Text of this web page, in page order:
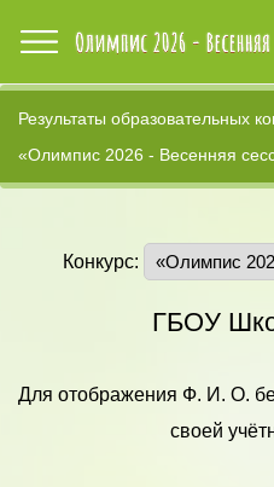
Результаты образовательных
«Олимпис 2026 - Весенняя
Конкурс:
ГБОУ
Для отображения Ф. И. О.
своей